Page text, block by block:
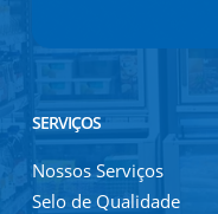
SERVIÇOS
Nossos Serviços
Selo de Qualidade